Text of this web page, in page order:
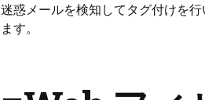
迷惑メールを検知してタグ付けを
ます。